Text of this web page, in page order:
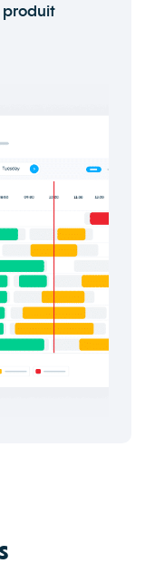
produit